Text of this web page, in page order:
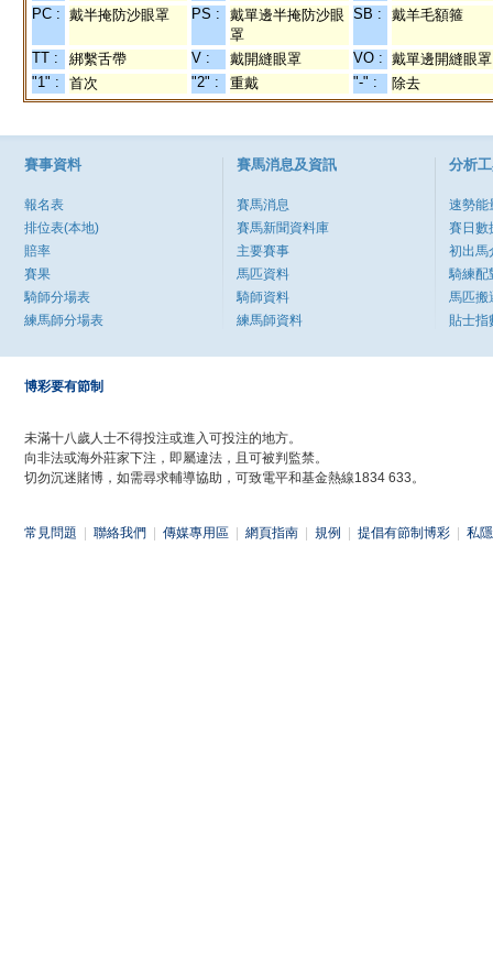
PC : 戴半掩防沙眼罩 PS :
戴單邊半掩防沙眼
罩
SB : 戴羊毛額箍
TT : 綁繫舌帶 V : 戴開縫眼罩 VO : 戴單邊開縫眼罩
"1" :
首次 "2" : 重戴 "-" : 除去
賽事資料
報名表
排位表(本地)
賠率
賽果
騎師分場表
練馬師分場表
賽馬消息及資訊
賽馬消息
賽馬新聞資料庫
主要賽事
馬匹資料
騎師資料
練馬師資料
分析
速勢能
賽日數
初出馬
騎練配
馬匹搬
貼士指
博彩要有節制
未滿十八歲人士不得投注或進入可投注的地方。
向非法或海外莊家下注，即屬違法，且可被判監禁。
切勿沉迷賭博，如需尋求輔導協助，可致電平和基金熱線1834 633。
常見問題 聯絡我們 傳媒專用區 網頁指南 規例 提倡有節制博彩 私